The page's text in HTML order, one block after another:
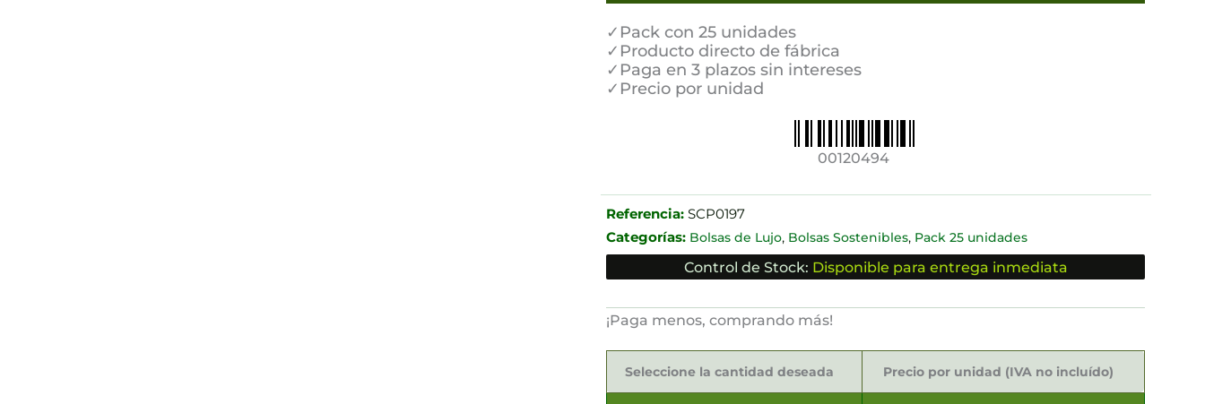
✓Pack con 25 unidades
✓Producto directo de fábrica
✓Paga en 3 plazos sin intereses
✓Precio por unidad
00120494
Referencia: SCP0197
Categorías: Bolsas de Lujo, Bolsas Sostenibles, Pack 25 unidades
Control de Stock: Disponible para entrega inmediata
¡Paga menos, comprando más!
Seleccione la cantidad deseada Precio por unidad (IVA no incluído)
Lujo
35x12x24cm